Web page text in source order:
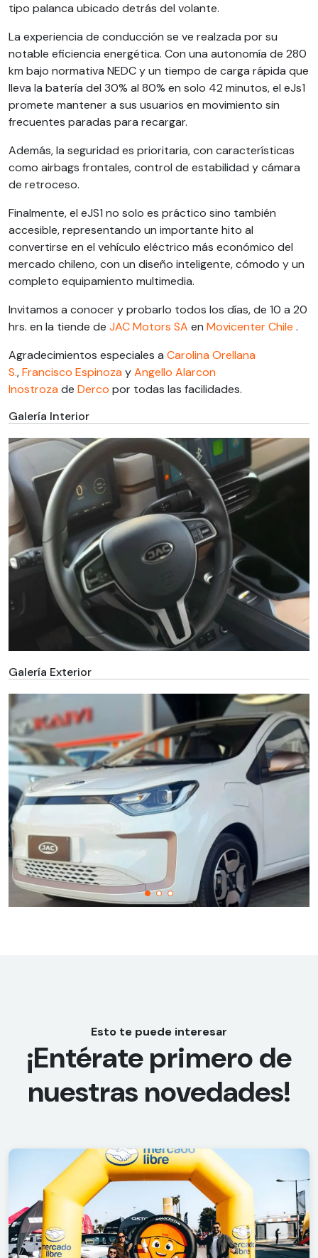
tipo palanca ubicado detrás del volante.
La experiencia de conducción se ve realzada por su
notable eficiencia energética. Con una autonomía de 280
km bajo normativa NEDC y un tiempo de carga rápida que
lleva la batería del 30% al 80% en solo 42 minutos, el eJs1
promete mantener a sus usuarios en movimiento sin
frecuentes paradas para recargar.
Además, la seguridad es prioritaria, con características
como airbags frontales, control de estabilidad y cámara
de retroceso.
Finalmente, el eJS1 no solo es práctico sino también
accesible, representando un importante hito al
convertirse en el vehículo eléctrico más económico del
mercado chileno, con un diseño inteligente, cómodo y un
completo equipamiento multimedia.
Invitamos a conocer y probarlo todos los días, de 10 a 20
hrs. en la tiende de JAC Motors SA en Movicenter Chile .
Agradecimientos especiales a Carolina Orellana
S.,Francisco Espinoza yAngello Alarcon
Inostroza de Derco por todas las facilidades.
Galería Interior
Galería Exterior
Esto te puede interesar
¡Entérate primero de
nuestras novedades!